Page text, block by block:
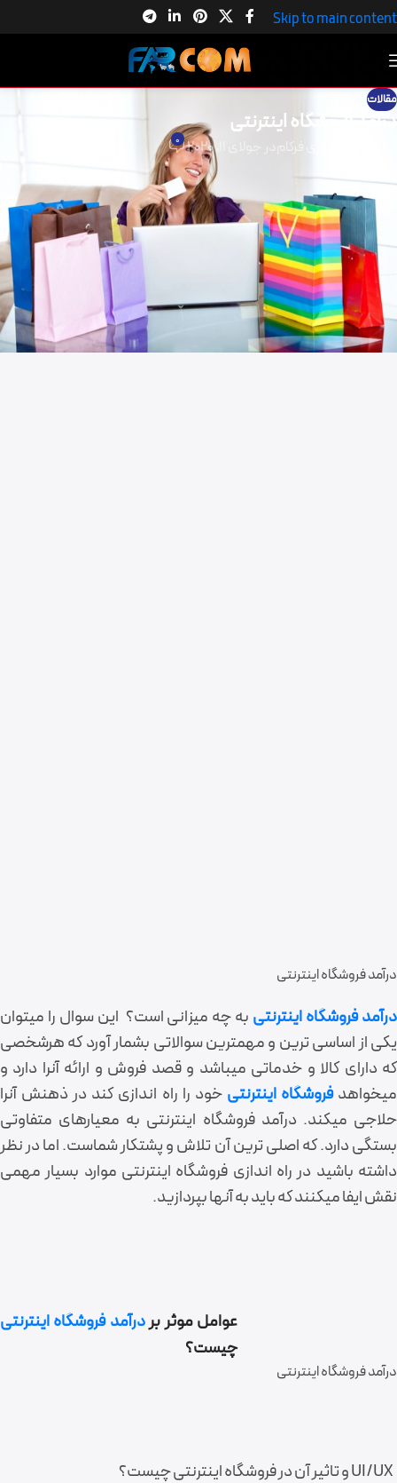
Skip to main content
مقالات
درآمد فروشگاه اینترنتی
گروه نرم افزاری فرکام 0
درآمد فروشگاه اینترنتی
درآمد فروشگاه اینترنتی
درآمد فروشگاه اینترنتی به چه میزانی است؟ این سوال را میتوان
یکی از اساسی ترین و مهمترین سوالاتی بشمار آورد که هرشخصی
که دارای کالا و خدماتی میباشد و قصد فروش و ارائه آنرا دارد و
میخواهدفروشگاه اینترنتی خود را راه اندازی کند در ذهنش آنرا
حلاجی میکند. درآمد فروشگاه اینترنتی به معیارهای متفاوتی
بستگی دارد. که اصلی ترین آن تلاش و پشتکار شماست. اما در نظر
داشته باشید در راه اندازی فروشگاه اینترنتی موارد بسیار مهمی
نقش ایفا میکنند که باید به آنها بپردازید.
درآمد فروشگاه اینترنتی
عوامل موثر بردرآمد فروشگاه اینترنتی
چیست؟